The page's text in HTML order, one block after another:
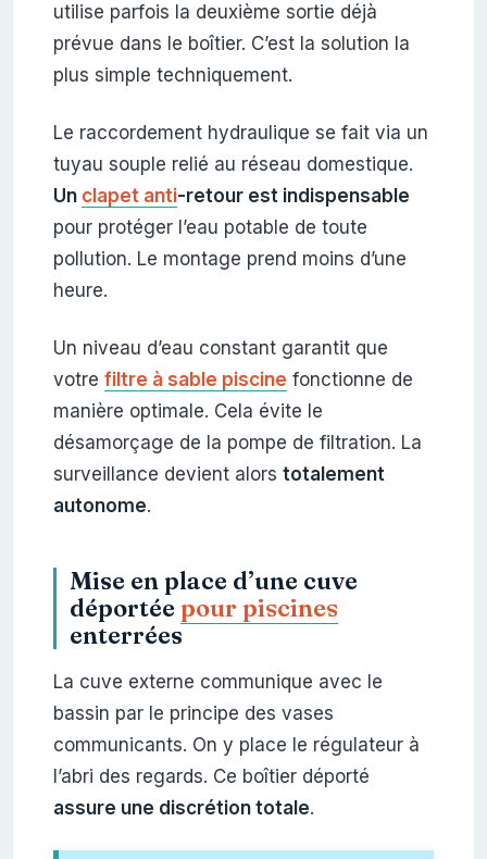
utilise parfois la deuxième sortie déjà
prévue dans le boîtier. C’est la solution la
plus simple techniquement.
Le raccordement hydraulique se fait via un
tuyau souple relié au réseau domestique.
Un clapet anti-retour est indispensable
pour protéger l’eau potable de toute
pollution. Le montage prend moins d’une
heure.
Un niveau d’eau constant garantit que
votre filtre à sable piscine fonctionne de
manière optimale. Cela évite le
désamorçage de la pompe de filtration. La
surveillance devient alors totalement
autonome.
Mise en place d’une cuve
déportée pour piscines
enterrées
La cuve externe communique avec le
bassin par le principe des vases
communicants. On y place le régulateur à
l’abri des regards. Ce boîtier déporté
assure une discrétion totale.